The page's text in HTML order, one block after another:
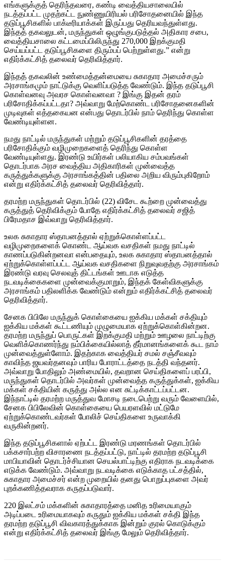
எங்களுக்குத் தெரிந்தவரை, கண்டி வைத்தியசாலையில்
நடத்தப்பட்ட முதற்கட்ட நுண்ணுயிரியல் பரிசோதனையில் இந்த
தடுப்பூசிகளில் பாக்டீரியாக்கள் இருப்பது தெரியவந்துள்ளது.
இந்தத் தகவலுடன், மருந்துகள் ஒழுங்குபடுத்தல் அதிகார சபை,
வைத்தியசாலை கட்டமைப்பிலிருந்து 270,000 இறக்குமதி
செய்யப்பட்ட தடுப்பூசிகளை திரும்பப் பெற்றுள்ளது.” என்று
எதிர்க்கட்சித் தலைவர் தெரிவித்தார்.
இந்தத் தகவலின் உண்மைத்தன்மையை சுகாதார அமைச்சரும்
அரசாங்கமும் நாட்டுக்கு வெளிப்படுத்த வேண்டும். இந்த தடுப்பூசி
கொள்வனவு அவரச கொள்வனவா ? இங்கு இதன் தரம்
பரிசோதிக்கப்பட்டதா? அவ்வாறு மேற்கொண்ட பரிசோதனைகளின்
முடிவுகள் எத்தகையன என்பது தொடர்பில் நாம் தெரிந்து கொள்ள
வேண்டியுள்ளன.
நமது நாட்டில் மருந்துகள் மற்றும் தடுப்பூசிகளின் தரத்தை
பரிசோதிக்கும் வழிமுறைகளைத் தெரிந்து கொள்ள
வேண்டியுள்ளது. இரண்டு உயிர்கள் பலியாகிய சம்பவங்கள்
தொடர்பாக அரச வைத்திய அதிகாரிகள் முன்வைத்த
கருத்துக்களுக்கு அரசாங்கத்தின் பதிலை அறிய விரும்புகிறோம்
என்று எதிர்க்கட்சித் தலைவர் தெரிவித்தார்.
தரமற்ற மருந்துகள் தொடர்பில் (22) விசேட கூற்றை முன்வைத்து
கருத்துத் தெரிவிக்கும் போதே எதிர்க்கட்சித் தலைவர் சஜித்
பிரேமதாச இவ்வாறு தெரிவித்தார்.
உலக சுகாதார ஸ்தாபனத்தால் ஏற்றுக்கொள்ளப்பட்ட
வழிமுறைகளைக் கொண்ட ஆய்வக வசதிகள் நமது நாட்டில்
காணப்படுகின்றனவா என்பதையும், உலக சுகாதார ஸ்தாபனத்தால்
ஏற்றுக்கொள்ளப்பட்ட ஆய்வக வசதிகளை நிறுவுவதற்கு அரசாங்கம்
இரண்டு வரவு செலவுத் திட்டங்கள் ஊடாக எடுத்த
நடவடிக்கைகளை முன்வைக்குமாறும், இந்தக் கேள்விகளுக்கு
அரசாங்கம் பதிலளிக்க வேண்டும் என்றும் எதிர்க்கட்சித் தலைவர்
தெரிவித்தார்.
சேனக பிபிலே மருந்துக் கொள்கையை ஐக்கிய மக்கள் சக்தியும்
ஐக்கிய மக்கள் கூட்டணியும் முழுமையாக ஏற்றுக்கொள்கின்றன.
தரமற்ற மருந்துப் பொருட்கள் இறக்குமதி மற்றும் ஊழலை நாட்டிற்கு
வெளிக்கொணர்ந்து நம்பிக்கையில்லாத் தீர்மானங்களைக் கூட நாம்
முன்வைத்துள்ளோம். இதற்காக வைத்தியர் சமல் சஞ்சீவவும்
காவிந்த ஜயவர்தனவும் பாரிய போராட்டத்தை நடத்தி வந்தனர்.
அவ்வாறு போதிலும் அண்மையில், தவறான செய்திகளைப் பரப்பி,
மருந்துகள் தொடர்பில் அவர்கள் முன்வைத்த கருத்துக்கள், ஐக்கிய
மக்கள் சக்தியின் கருத்து அல்ல என சுட்டிக்காட்டப்பட்டன.
இந்நாட்டில் தரமற்ற மருத்துவ மோசடி நடைபெற்று வரும் வேளையில்,
சேனக பிபிலேவின் கொள்கையை பெயரளவில் மட்டுமே
ஏற்றுக்கொண்டவர்கள் போலிச் செய்திகளை உருவாக்கி
வருகின்றனர்.
இந்த தடுப்பூசிகளால் ஏற்பட்ட இரண்டு மரணங்கள் தொடர்பில்
பக்கசார்பற்ற விசாரணை நடத்தப்பட்டு, நாட்டில் தரமற்ற தடுப்பூசி
மாபியாவின் தொடர்ச்சியான செயல்பாட்டிற்கு எதிராக நடவடிக்கை
எடுக்க வேண்டும். அவ்வாறு நடவடிக்கை எடுக்காத பட்சத்தில்,
சுகாதார அமைச்சர் என்ற முறையில் தனது பொறுப்புகளை அவர்
புறக்கணித்தவராக கருதப்படுவார்.
220 இலட்சம் மக்களின் சுகாதாரத்தை மனித உரிமையாகும்
அடிப்படை உரிமையாகவும் கருதும் ஐக்கிய மக்கள் சக்தி இந்த
தரமற்ற தடுப்பூசி விவகாரத்துக்காக இன்றும் குரல் கொடுக்கும்
என்று எதிர்க்கட்சித் தலைவர் இங்கு மேலும் தெரிவித்தார்.